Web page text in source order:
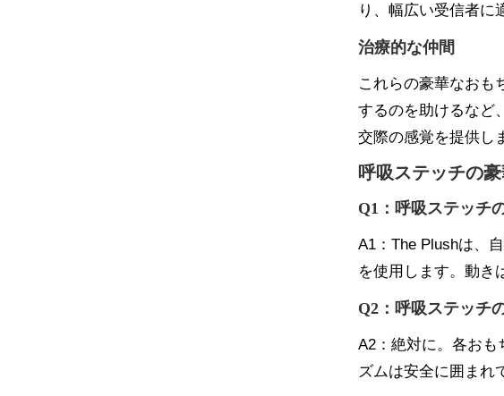
り、幅広い受信者に
治療的な仲間
これらの豪華なおも
するのを助けるなど
交際の感覚を提供し
呼吸ステッチの
Q1：呼吸ステッチ
A1：The Plushは、
を使用します。動き
Q2：呼吸ステッチ
A2：絶対に。各おも
ズムは安全に囲まれ